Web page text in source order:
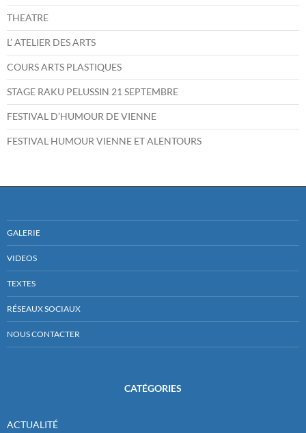
THEATRE
L’ ATELIER DES ARTS
COURS ARTS PLASTIQUES
STAGE RAKU PELUSSIN 21 SEPTEMBRE
FESTIVAL D’HUMOUR DE VIENNE
FESTIVAL HUMOUR VIENNE ET ALENTOURS
GALERIE
VIDEOS
TEXTES
RÉSEAUX SOCIAUX
NOUS CONTACTER
CATÉGORIES
ACTUALITÉ